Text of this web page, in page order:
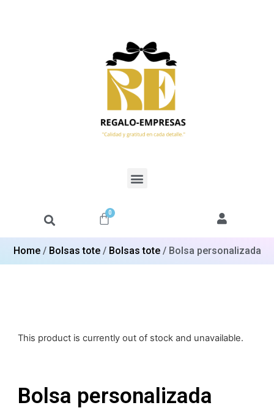
0
Home/ Bolsas tote/ Bolsas tote/ Bolsa personalizada
This product is currently out of stock and unavailable.
Bolsa personalizada